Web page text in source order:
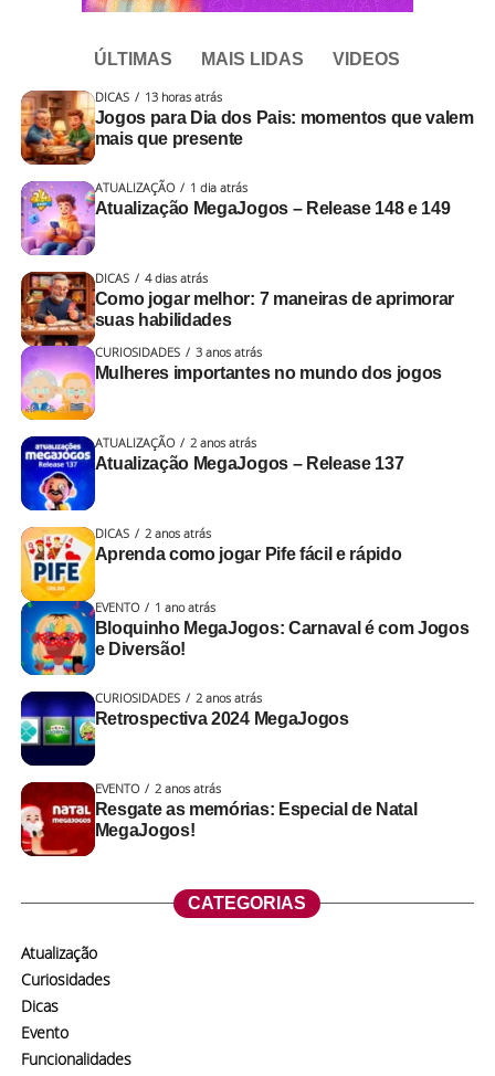
ÚLTIMAS MAIS LIDAS VIDEOS
DICAS 13 horas atrás
Jogos para Dia dos Pais: momentos que valem
mais que presente
ATUALIZAÇÃO 1 dia atrás
Atualização MegaJogos – Release 148 e 149
DICAS 4 dias atrás
Como jogar melhor: 7 maneiras de aprimorar
suas habilidades
CURIOSIDADES 3 anos atrás
Mulheres importantes no mundo dos jogos
ATUALIZAÇÃO 2 anos atrás
Atualização MegaJogos – Release 137
DICAS 2 anos atrás
Aprenda como jogar Pife fácil e rápido
EVENTO 1 ano atrás
Bloquinho MegaJogos: Carnaval é com Jogos
e Diversão!
CURIOSIDADES 2 anos atrás
Retrospectiva 2024 MegaJogos
EVENTO 2 anos atrás
Resgate as memórias: Especial de Natal
MegaJogos!
CATEGORIAS
Atualização
Curiosidades
Dicas
Evento
Funcionalidades